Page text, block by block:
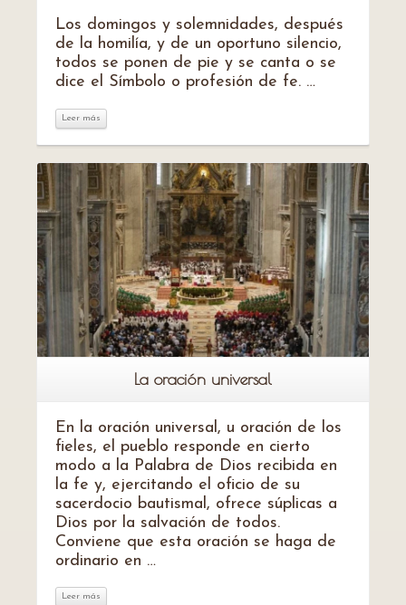
Los domingos y solemnidades, después
de la homilía, y de un oportuno silencio,
todos se ponen de pie y se canta o se
dice el Símbolo o profesión de fe. …
Leer más
Leer más
La oración universal
En la oración universal, u oración de los
fieles, el pueblo responde en cierto
modo a la Palabra de Dios recibida en
la fe y, ejercitando el oficio de su
sacerdocio bautismal, ofrece súplicas a
Dios por la salvación de todos.
Conviene que esta oración se haga de
ordinario en …
Leer más